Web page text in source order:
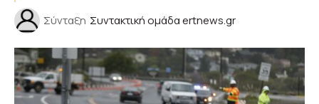
Σύνταξη Συντακτική ομάδα ertnews.gr